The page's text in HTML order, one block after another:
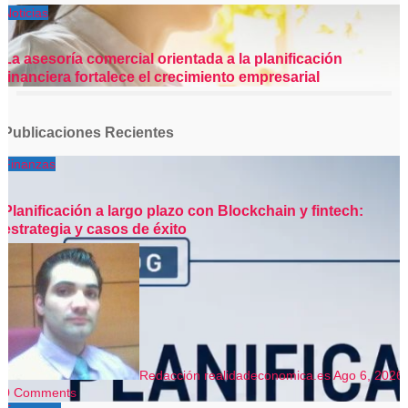
Noticias
La asesoría comercial orientada a la planificación
financiera fortalece el crecimiento empresarial
Publicaciones Recientes
Finanzas
Planificación a largo plazo con Blockchain y fintech:
estrategia y casos de éxito
Redacción realidadeconomica.esAgo 6, 2026
0 Comments